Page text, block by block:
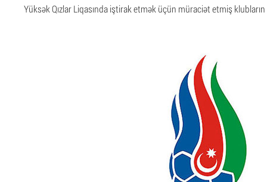
Yüksək Qızlar Liqasında iştirak etmək üçün müraciət etmiş klubların